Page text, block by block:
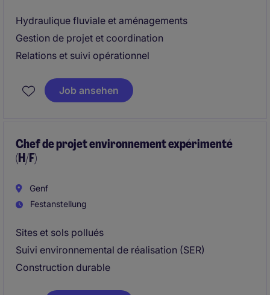
Hydraulique fluviale et aménagements
Gestion de projet et coordination
Relations et suivi opérationnel
Job ansehen
Chef de projet environnement expérimenté
(H/F)
Genf
Festanstellung
Sites et sols pollués
Suivi environnemental de réalisation (SER)
Construction durable